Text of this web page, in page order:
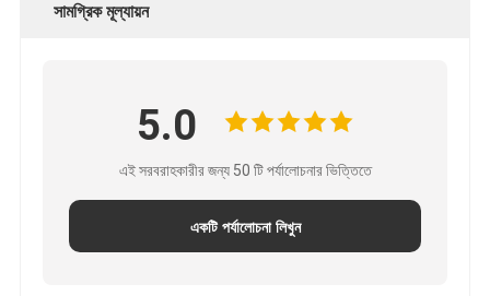
সামগ্রিক মূল্যায়ন
5.0
এই সরবরাহকারীর জন্য 50 টি পর্যালোচনার ভিত্তিতে
একটি পর্যালোচনা লিখুন